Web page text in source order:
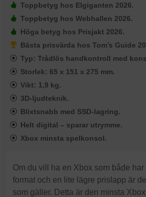
Toppbetyg hos Elgiganten 2026.
Toppbetyg hos Webhallen 2026.
Höga betyg hos Prisjakt 2026.
Bästa prisvärda hos Tom’s Guide
Typ: Trådlös handkontroll med
Storlek: 65 x 151 x 275 mm.
Vikt: 1,9 kg.
3D-ljudteknik.
Blixtsnabb med SSD-lagring.
Helt digital – sparar utrymme.
Xbox minsta spelkonsol.
Om du vill ha en Xbox som både har
format och en lite lägre prislapp är
som gäller. Detta är den minsta